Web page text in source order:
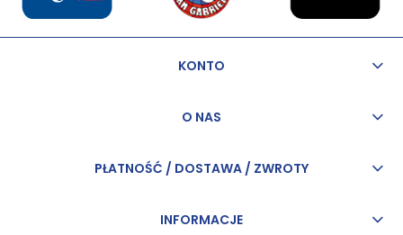
KONTO
O NAS
PŁATNOŚĆ / DOSTAWA / ZWROTY
INFORMACJE